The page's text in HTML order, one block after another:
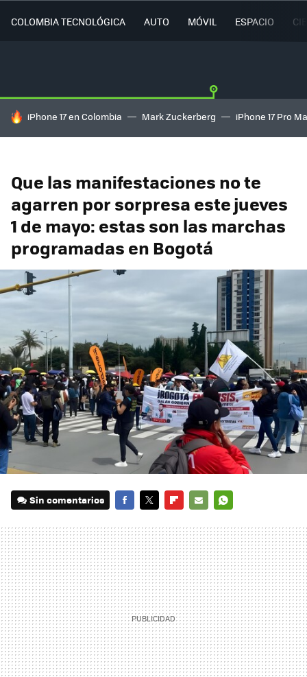
COLOMBIA TECNOLÓGICA AUTO MÓVIL ESPACIO
HOY SE HABLA DE
iPhone 17 en Colombia Mark Zuckerberg iPhone 17 Pro
Que las manifestaciones no te
agarren por sorpresa este jueves
1 de mayo: estas son las marchas
programadas en Bogotá
Sin comentarios
MAIL